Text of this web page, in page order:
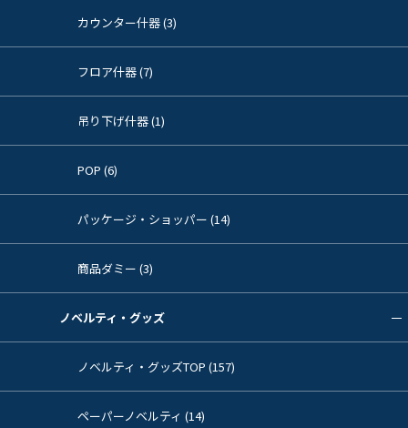
カウンター什器 (3)
フロア什器 (7)
吊り下げ什器 (1)
POP (6)
パッケージ・ショッパー (14)
商品ダミー (3)
ノベルティ・グッズ
ノベルティ・グッズTOP (157)
ペーパーノベルティ (14)